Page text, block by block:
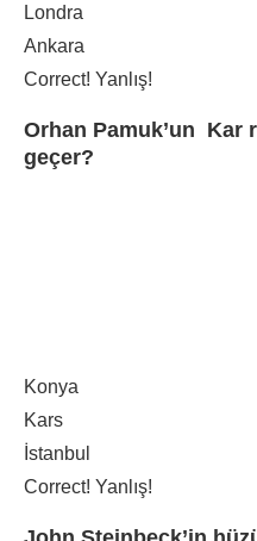
Londra
Ankara
Correct! Yanlış!
Orhan Pamuk’un Kar
geçer?
Konya
Kars
İstanbul
Correct! Yanlış!